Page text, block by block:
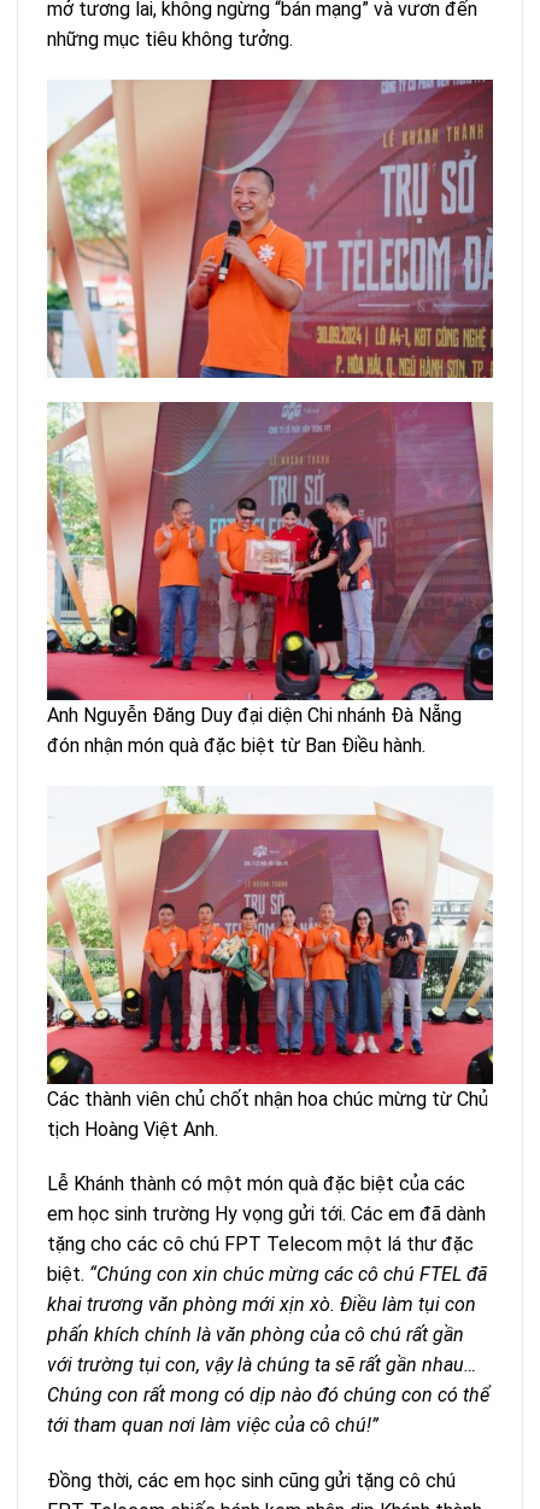
mở tương lai, không ngừng “bán mạng” và vươn đến
những mục tiêu không tưởng.
Anh Nguyễn Đăng Duy đại diện Chi nhánh Đà Nẵng
đón nhận món quà đặc biệt từ Ban Điều hành.
Các thành viên chủ chốt nhận hoa chúc mừng từ Chủ
tịch Hoàng Việt Anh.
Lễ Khánh thành có một món quà đặc biệt của các
em học sinh trường Hy vọng gửi tới. Các em đã dành
tặng cho các cô chú FPT Telecom một lá thư đặc
biệt. “Chúng con xin chúc mừng các cô chú FTEL đã
khai trương văn phòng mới xịn xò. Điều làm tụi con
phấn khích chính là văn phòng của cô chú rất gần
với trường tụi con, vậy là chúng ta sẽ rất gần nhau…
Chúng con rất mong có dịp nào đó chúng con có thể
tới tham quan nơi làm việc của cô chú!”
Đồng thời, các em học sinh cũng gửi tặng cô chú